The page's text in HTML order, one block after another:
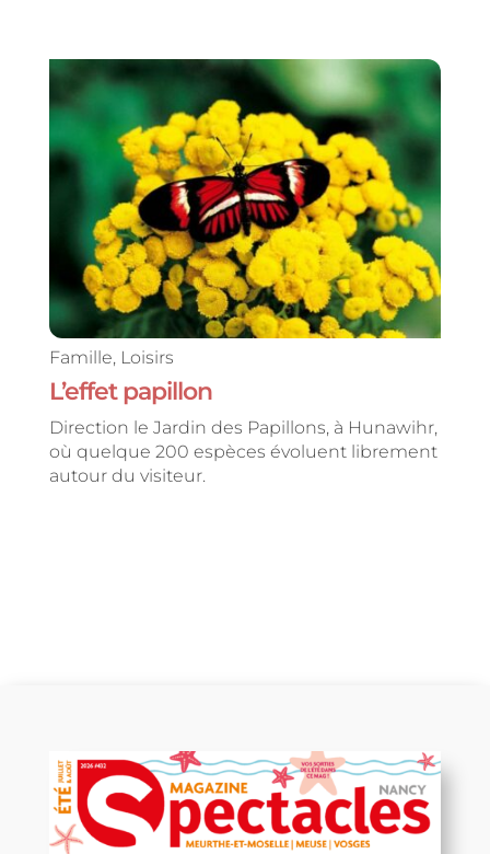
Famille, Loisirs
L’effet papillon
Direction le Jardin des Papillons, à Hunawihr,
où quelque 200 espèces évoluent librement
autour du visiteur.